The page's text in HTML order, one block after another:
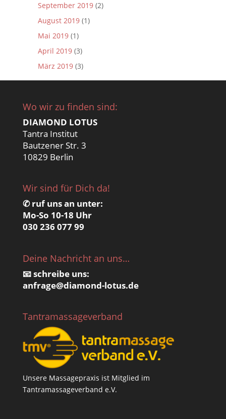
September 2019(2)
August 2019(1)
Mai 2019(1)
April 2019(3)
März 2019(3)
Wo wir zu finden sind:
DIAMOND LOTUS
Tantra Institut
Bautzener Str. 3
10829 Berlin
Wir sind für Dich da!
✆ ruf uns an unter:
Mo-So 10-18 Uhr
030 236 077 99
Deine Nachricht an uns…
📧 schreibe uns:
anfrage@diamond-lotus.de
Tantramassageverband
Unsere Massagepraxis ist Mitglied im
Tantramassageverband e.V.